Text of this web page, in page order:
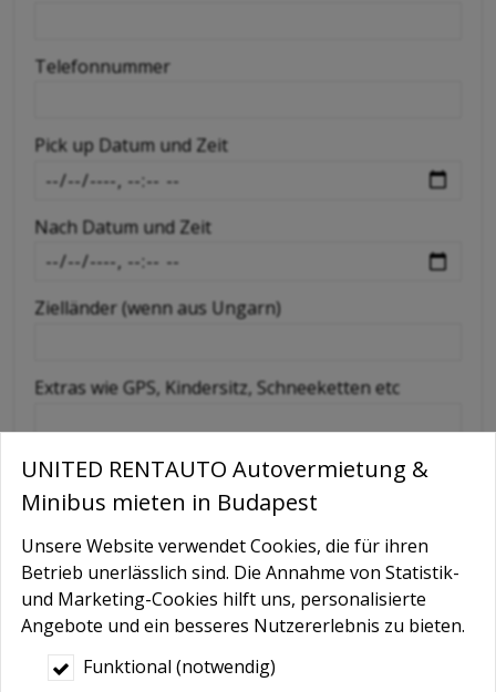
-
-
-
Telefonnummer
Pick up Datum und Zeit
Nach Datum und Zeit
Zielländer (wenn aus Ungarn)
Extras wie GPS, Kindersitz, Schneeketten etc
Nachricht
UNITED RENTAUTO Autovermietung &
Minibus mieten in Budapest
Unsere Website verwendet Cookies, die für ihren
Betrieb unerlässlich sind. Die Annahme von Statistik-
und Marketing-Cookies hilft uns, personalisierte
Angebote und ein besseres Nutzererlebnis zu bieten.
Funktional (notwendig)